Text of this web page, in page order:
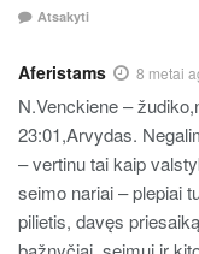
Atsakyti
Aferistams 8 metai
N.Venckiene –
23:01,Arvydas.
– vertinu tai kaip
seimo nariai – plepiai
pilietis, davęs